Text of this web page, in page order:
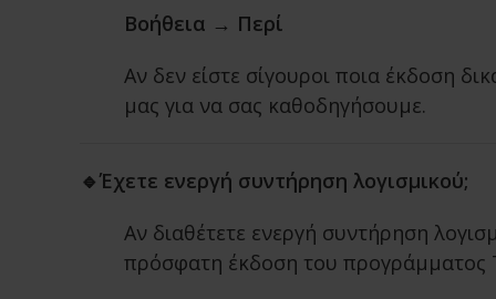
Βοήθεια → Περί
Αν δεν είστε σίγουροι ποια έκδοση
μας για να σας καθοδηγήσουμε.
🔹Έχετε ενεργή συντήρηση λογισμικού;
Αν διαθέτετε ενεργή συντήρηση
πρόσφατη έκδοση του προγράμματος